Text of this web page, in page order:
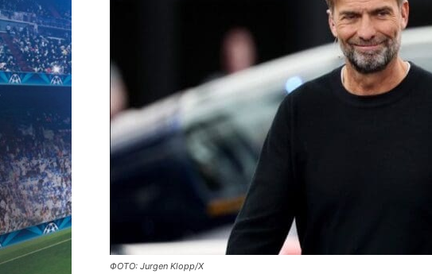
ФОТО: Јurgen Klopp/X